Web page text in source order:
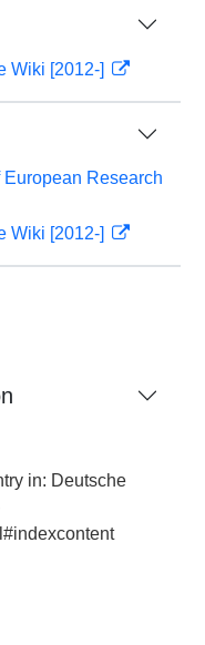
Wiki [2012-]
Research
Wiki [2012-]
in: Deutsche